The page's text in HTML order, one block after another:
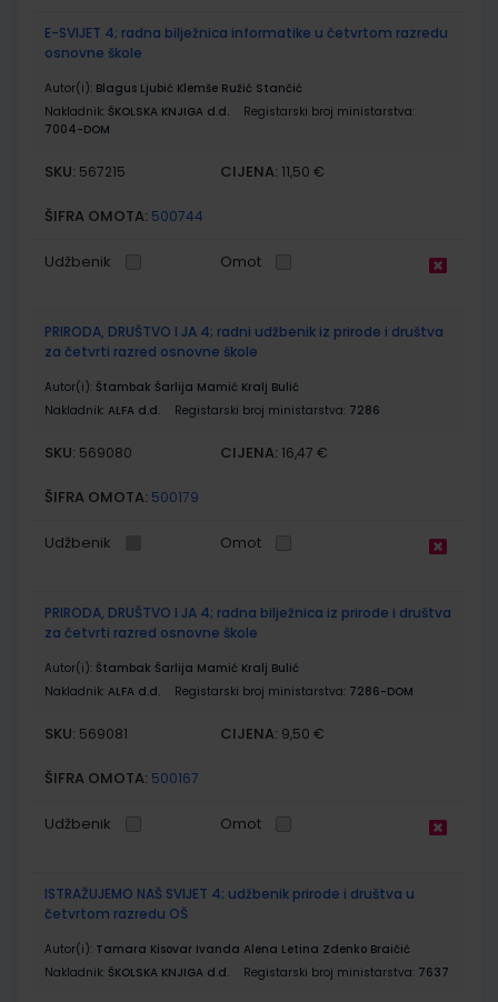
E-SVIJET 4; radna bilježnica informatike u četvrtom razredu
osnovne škole
Autor(i): Blagus Ljubić Klemše Ružić Stančić
Nakladnik: ŠKOLSKA KNJIGA d.d.
Registarski broj ministarstva:
7004-DOM
SKU: 567215 CIJENA: 11,50 €
ŠIFRA OMOTA: 500744
Udžbenik Omot
PRIRODA, DRUŠTVO I JA 4; radni udžbenik iz prirode i društva
za četvrti razred osnovne škole
Autor(i): Štambak Šarlija Mamić Kralj Bulić
Nakladnik: ALFA d.d. Registarski broj ministarstva: 7286
SKU: 569080 CIJENA: 16,47 €
ŠIFRA OMOTA: 500179
Udžbenik Omot
PRIRODA, DRUŠTVO I JA 4; radna bilježnica iz prirode i društva
za četvrti razred osnovne škole
Autor(i): Štambak Šarlija Mamić Kralj Bulić
Nakladnik: ALFA d.d. Registarski broj ministarstva: 7286-DOM
SKU: 569081 CIJENA: 9,50 €
ŠIFRA OMOTA: 500167
Udžbenik Omot
ISTRAŽUJEMO NAŠ SVIJET 4; udžbenik prirode i društva u
četvrtom razredu OŠ
Autor(i): Tamara Kisovar Ivanda Alena Letina Zdenko Braičić
Nakladnik: ŠKOLSKA KNJIGA d.d. Registarski broj ministarstva: 7637